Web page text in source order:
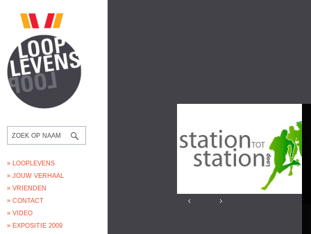
» LOOPLEVENS
» JOUW VERHAAL
» VRIENDEN
» CONTACT
» VIDEO
» EXPOSITIE 2009